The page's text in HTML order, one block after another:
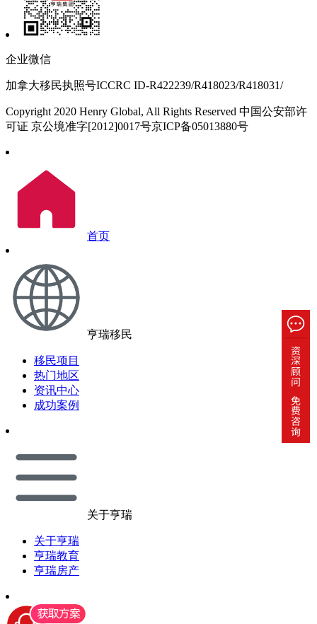
企业微信
加拿大移民执照号ICCRC ID-R422239/R418023/R418031/
Copyright 2020 Henry Global, All Rights Reserved 中国公安部许
可证 京公境准字[2012]0017号京ICP备05013880号
首页
亨瑞移民
移民项目
热门地区
资讯中心
成功案例
关于亨瑞
关于亨瑞
亨瑞教育
亨瑞房产